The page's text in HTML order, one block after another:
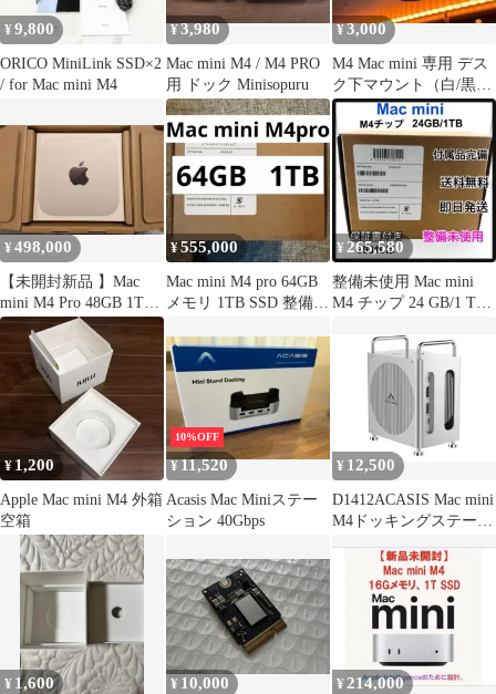
¥9,800
ORICO MiniLink SSD×2
/ for Mac mini M4
¥3,980
Mac mini M4 / M4 PRO
用 ドック Minisopuru
¥3,000
M4 Mac mini 専用 デス
ク下マウント（白/黒対
応）デスク下収納
¥498,000
【未開封新品 】Mac
mini M4 Pro 48GB 1TB
保証残ほぼ1年
¥555,000
Mac mini M4 pro 64GB
メモリ 1TB SSD 整備済
¥ 265,580
整備未使用 Mac mini
M4 チップ 24 GB/1 TB
¥ 1,200
Apple Mac mini M4 外箱
空箱
10%OFF
¥11,520
Acasis Mac Miniステー
ション 40Gbps
¥ 12,500
D1412ACASIS Mac mini
M4ドッキングステーシ
¥ 1,600 ¥ 10,000 ¥214,000